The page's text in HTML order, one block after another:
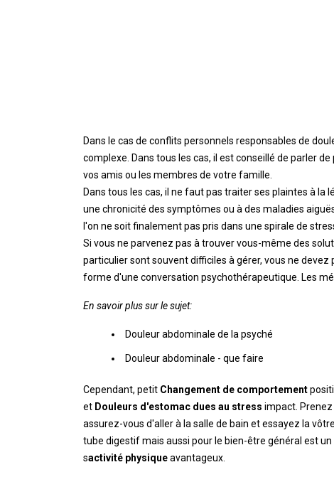
Dans le cas de conflits personnels responsables de
complexe. Dans tous les cas, il est conseillé de parler
vos amis ou les membres de votre famille.
Dans tous les cas, il ne faut pas traiter ses plaintes à la
une chronicité des symptômes ou à des maladies
l'on ne soit finalement pas pris dans une spirale de
Si vous ne parvenez pas à trouver vous-même des
particulier sont souvent difficiles à gérer, vous ne
forme d'une conversation psychothérapeutique. Les
En savoir plus sur le sujet:
Douleur abdominale de la psyché
Douleur abdominale - que faire
Cependant, petit Changement de comportement
et Douleurs d'estomac dues au stress impact.
assurez-vous d'aller à la salle de bain et essayez la vôtre
tube digestif mais aussi pour le bien-être général est
sactivité physiqueavantageux.